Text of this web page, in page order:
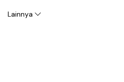
Lainnya